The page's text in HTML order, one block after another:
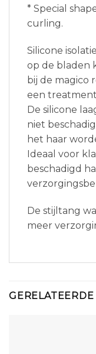
* Special
curling.
Silicone
op de bladen
bij de magico
een
De silicone
niet
het haar
Ideaal voor
beschadigd
De stijltang
meer